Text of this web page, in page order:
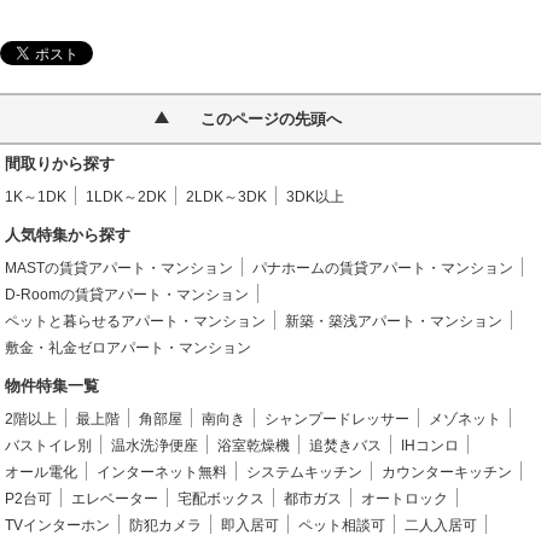
このページの先頭へ
間取りから探す
1K～1DK 1LDK～2DK 2LDK～3DK 3DK以上
人気特集から探す
MASTの賃貸アパート・マンション
パナホームの賃貸アパート・マンション
D-Roomの賃貸アパート・マンション
ペットと暮らせるアパート・マンション
新築・築浅アパート・マンション
敷金・礼金ゼロアパート・マンション
物件特集一覧
2階以上 最上階 角部屋 南向き シャンプードレッサー
メゾネット
バストイレ別
温水洗浄便座 浴室乾燥機 追焚きバス
IHコンロ
オール電化
インターネット無料 システムキッチン
カウンターキッチン
P2台可
エレベーター 宅配ボックス 都市ガス
オートロック
TVインターホン
防犯カメラ 即入居可 ペット相談可
二人入居可